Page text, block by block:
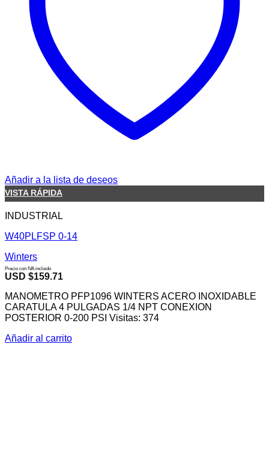
Añadir a la lista de deseos
VISTA RÁPIDA
INDUSTRIAL
W40PLFSP 0-14
Winters
Precio con IVA incluido
USD $159.71
MANOMETRO PFP1096 WINTERS ACERO INOXIDABLE
CARATULA 4 PULGADAS 1/4 NPT CONEXION
POSTERIOR 0-200 PSI Visitas: 374
Añadir al carrito